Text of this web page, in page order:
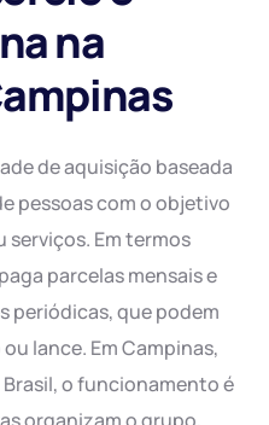
na
de aquisição baseada
pessoas com o objetivo
serviços. Em termos
parcelas mensais e
periódicas, que podem
lance. Em Campinas,
o funcionamento é